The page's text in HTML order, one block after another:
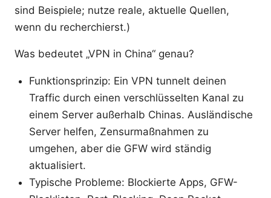
sind Beispiele; nutze reale, aktuelle Quellen,
wenn du recherchierst.)
Was bedeutet „VPN in China“ genau?
Funktionsprinzip: Ein VPN tunnelt deinen
Traffic durch einen verschlüsselten Kanal zu
einem Server außerhalb Chinas. Ausländische
Server helfen, Zensurmaßnahmen zu
umgehen, aber die GFW wird ständig
aktualisiert.
Typische Probleme: Blockierte Apps, GFW-